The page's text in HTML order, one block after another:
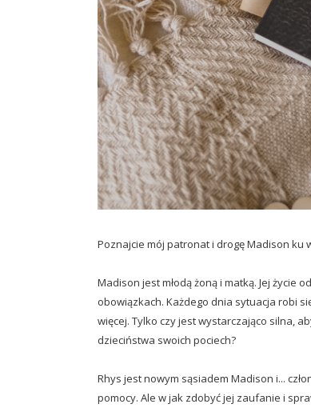
Poznajcie mój patronat i drogę Madison ku
Madison jest młodą żoną i matką. Jej życie
obowiązkach. Każdego dnia sytuacja robi
więcej. Tylko czy jest wystarczająco silna,
dzieciństwa swoich pociech?
Rhys jest nowym sąsiadem Madison i...
pomocy. Ale w jak zdobyć jej zaufanie i